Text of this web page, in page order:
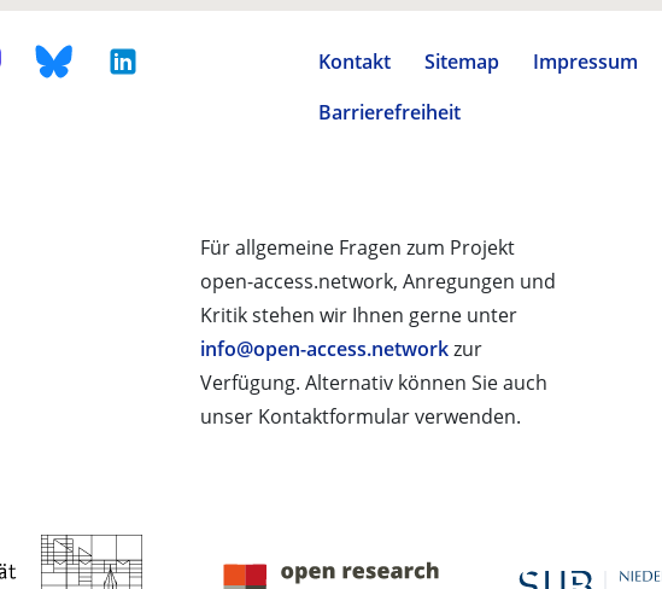
Kontakt Sitemap Impressum
Barrierefreiheit
Für allgemeine Fragen zum Projekt
open-access.network, Anregungen und
Kritik stehen wir Ihnen gerne unter
info@open-access.networkzur
Verfügung. Alternativ können Sie auch
unser Kontaktformular verwenden.